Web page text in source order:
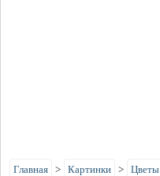
Главная > Картинки > Цветы